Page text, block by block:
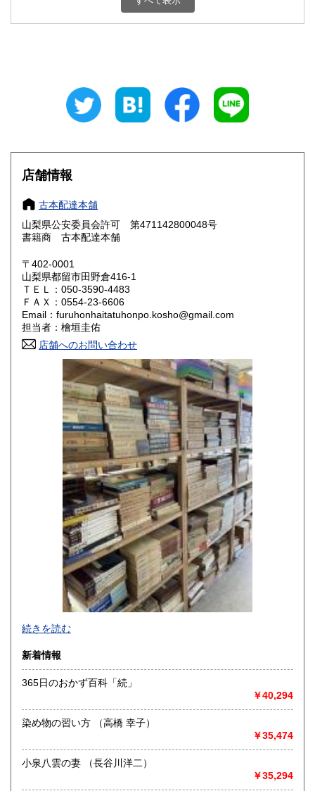
800円 三重県
大阪府
奈良県
鳥取県 800円 島根県
岡山県
山口県 800円
香川県 800円 愛媛県
高知県 800円
800円 長崎県
800円 大分県
800円 鹿児島県
1,500円
店舗情報
古本配達本舗
山梨県公安委員会許可 第471142800048号
書籍商 古本配達本舗
〒402-0001
山梨県都留市田野倉416-1
ＴＥＬ：050-3590-4483
ＦＡＸ：0554-23-6606
Email：furuhonhaitatuhonpo.kosho@gmail.com
担当者：檜垣圭佑
店舗へのお問い合わせ
-
沿線名：-
最寄駅：-
営業時間：-
定休日：-
書籍の買取について
取り扱い分野
総記、哲学宗教、歴史、社会科学、自然科学、美術工芸、国
続きを読む
新着情報
365日のおかず百科「続」
￥40,294
染め物の習い方 （高橋 幸子）
￥35,474
小泉八雲の妻 （長谷川洋二）
￥35,294